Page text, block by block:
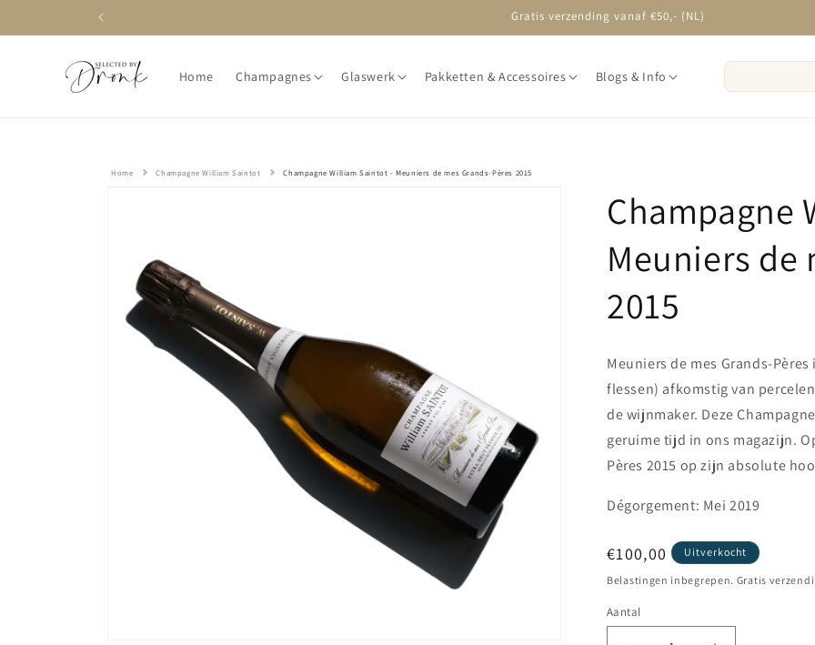
content
Op werkdagen voor 16:00 besteld, volgende dag in huis
Home Champagnes Glaswerk Pakketten & Accessoires Blogs & Info
Home Champagne William Saintot Champagne William Saintot - Meuniers de mes Grands-Pères 2015
Champagne
Meuniers de
2015
Meuniers de mes Grands-
flessen) afkomstig van
de wijnmaker. Deze
geruime tijd in ons magazijn.
Pères 2015 op zijn absolute
Dégorgement: Mei 2019
Normale
prijs
€100,00 Uitverkocht
Belastingen inbegrepen. Gratis
Aantal